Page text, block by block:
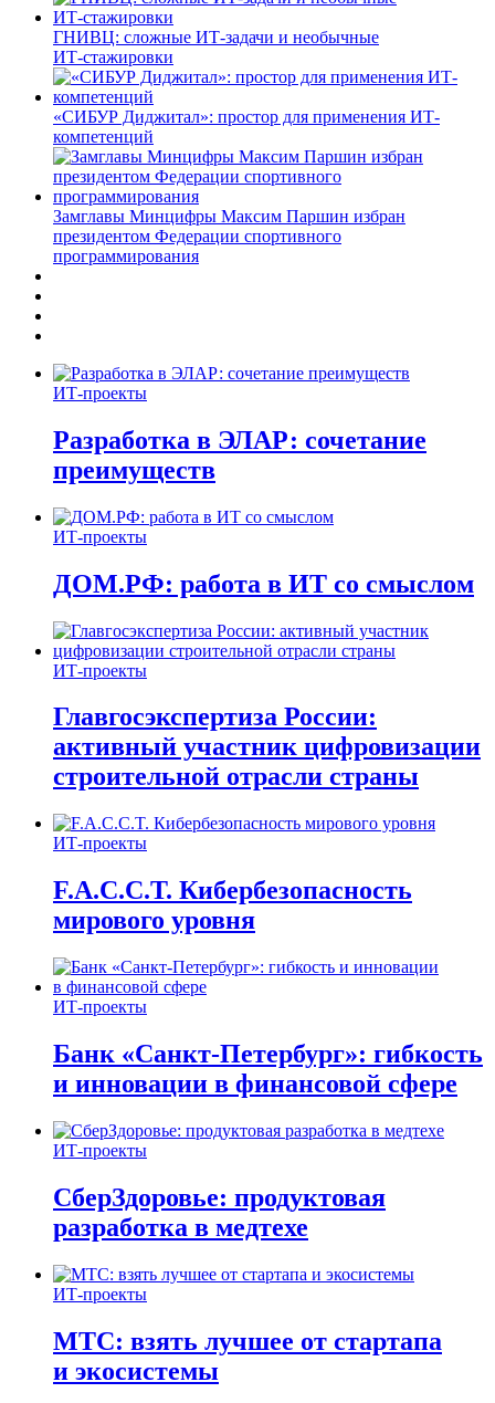
ГНИВЦ: сложные ИТ‑задачи и необычные
ИТ‑стажировки
«СИБУР Диджитал»: простор для применения ИТ-
компетенций
Замглавы Минцифры Максим Паршин избран
президентом Федерации спортивного
программирования
ИТ-проекты
Разработка в ЭЛАР: сочетание
преимуществ
ИТ-проекты
ДОМ.РФ: работа в ИТ со смыслом
ИТ-проекты
Главгосэкспертиза России:
активный участник цифровизации
строительной отрасли страны
ИТ-проекты
F.A.C.C.T. Кибербезопасность
мирового уровня
ИТ-проекты
Банк «Санкт-Петербург»: гибкость
и инновации в финансовой сфере
ИТ-проекты
СберЗдоровье: продуктовая
разработка в медтехе
ИТ-проекты
МТС: взять лучшее от стартапа
и экосистемы